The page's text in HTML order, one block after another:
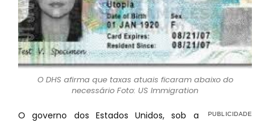
O DHS afirma que taxas atuais ficaram abaixo do
necessário Foto: US Immigration
O governo dos Estados Unidos, sob a